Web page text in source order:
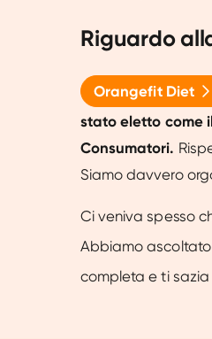
Riguardo
Orangefit Diet
stato eletto come
Consumatori.
Siamo davvero
Ci veniva spesso
Abbiamo
completa e ti